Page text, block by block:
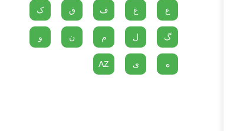
ع غ ف ق ک
گ ل م ن و
ه ی AZ